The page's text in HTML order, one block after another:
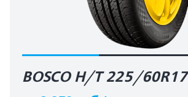
BOSCO H/T 225/60R17